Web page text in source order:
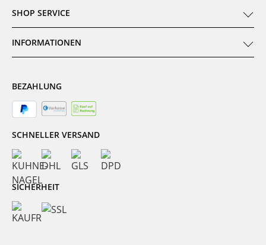
SHOP SERVICE
INFORMATIONEN
BEZAHLUNG
SCHNELLER VERSAND
SICHERHEIT